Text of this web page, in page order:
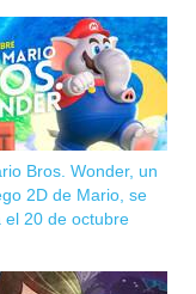
Bros. Wonder, un
2D de Mario, se
el 20 de octubre